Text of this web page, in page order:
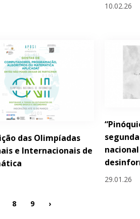
10.02.26
das Olimpíadas
e Internacionais de
29.01.26
8 9 ›